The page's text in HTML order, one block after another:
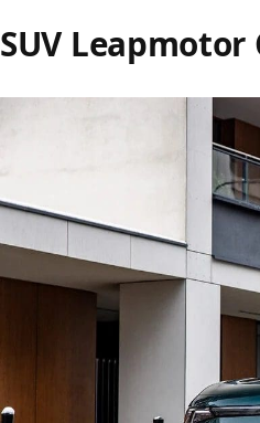
SUV Leapmotor